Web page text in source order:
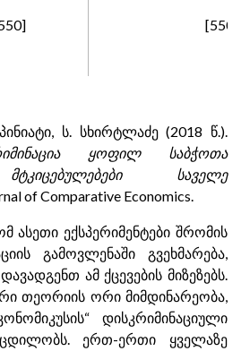
[550]
ს. სხირტლაძე (2018 წ.).
ყოფილ საბჭოთა
საველე
of Comparative Economics.
ასეთი ექსპერიმენტები შრომის
გამოვლენაში გვეხმარება,
ამ ქცევების მიზეზებს.
თეორიის ორი მიმდინარეობა,
დისკრიმინაციული
ცდილობს. ერთ-ერთი ყველაზე